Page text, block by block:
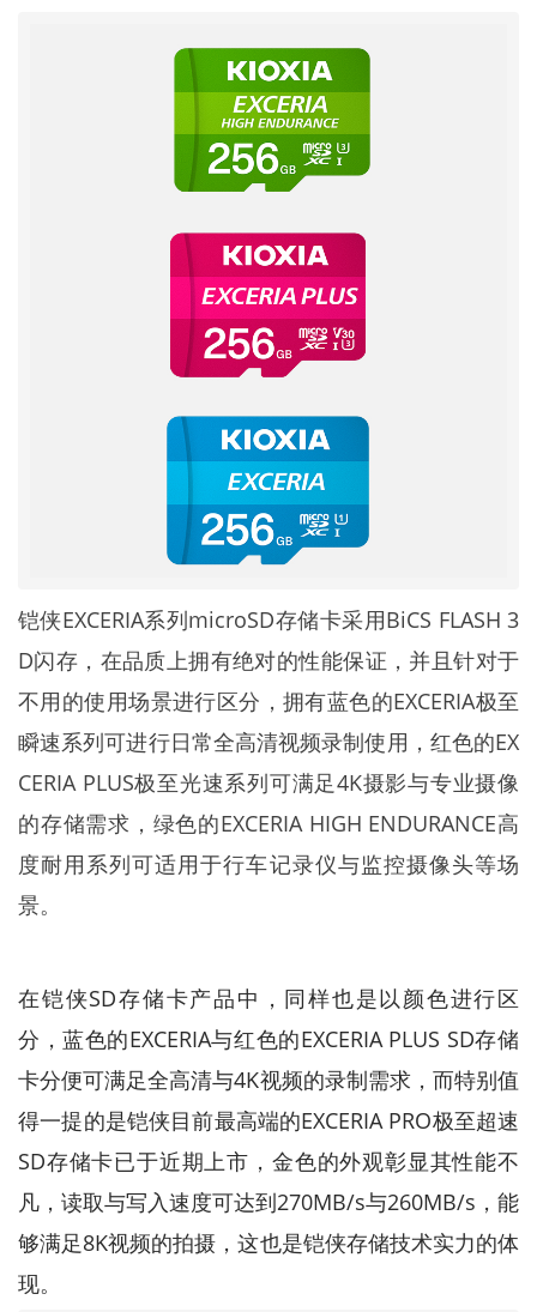
铠侠EXCERIA系列microSD存储卡采用BiCS FLASH 3
D闪存，在品质上拥有绝对的性能保证，并且针对于
不用的使用场景进行区分，拥有蓝色的EXCERIA极至
瞬速系列可进行日常全高清视频录制使用，红色的EX
CERIA PLUS极至光速系列可满足4K摄影与专业摄像
的存储需求，绿色的EXCERIA HIGH ENDURANCE高
度耐用系列可适用于行车记录仪与监控摄像头等场
景。
在铠侠SD存储卡产品中，同样也是以颜色进行区
分，蓝色的EXCERIA与红色的EXCERIA PLUS SD存储
卡分便可满足全高清与4K视频的录制需求，而特别值
得一提的是铠侠目前最高端的EXCERIA PRO极至超速
SD存储卡已于近期上市，金色的外观彰显其性能不
凡，读取与写入速度可达到270MB/s与260MB/s，能
够满足8K视频的拍摄，这也是铠侠存储技术实力的体
现。